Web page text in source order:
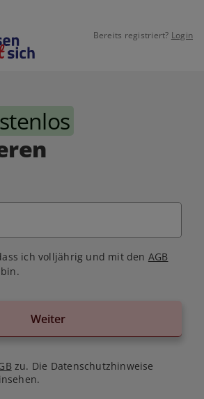
Bereits registriert? Login
ich volljährig und mit den AGB
Weiter
zu. Die Datenschutzhinweise